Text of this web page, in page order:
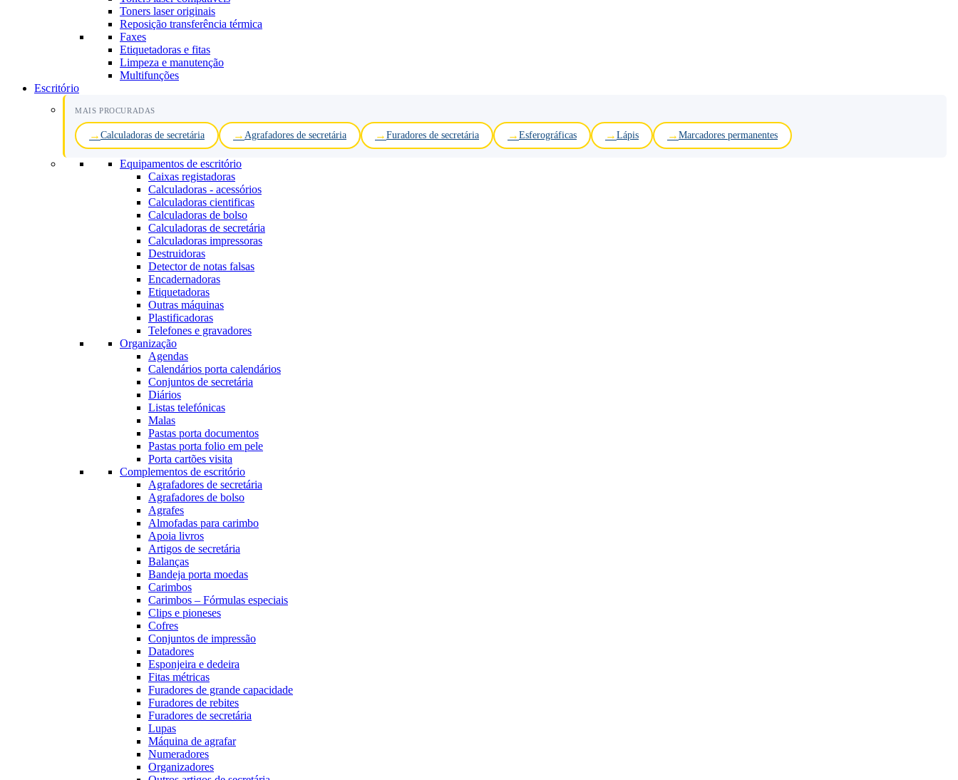
Toners laser originais
Reposição transferência térmica
Faxes
Etiquetadoras e fitas
Limpeza e manutenção
Multifunções
Escritório
MAIS PROCURADAS
Calculadoras de secretária Agrafadores de secretária Furadores de secretária Esferográficas Lápis Marcadores permanentes
Equipamentos de escritório
Caixas registadoras
Calculadoras - acessórios
Calculadoras cientificas
Calculadoras de bolso
Calculadoras de secretária
Calculadoras impressoras
Destruidoras
Detector de notas falsas
Encadernadoras
Etiquetadoras
Outras máquinas
Plastificadoras
Telefones e gravadores
Organização
Agendas
Calendários porta calendários
Conjuntos de secretária
Diários
Listas telefónicas
Malas
Pastas porta documentos
Pastas porta folio em pele
Porta cartões visita
Complementos de escritório
Agrafadores de secretária
Agrafadores de bolso
Agrafes
Almofadas para carimbo
Apoia livros
Artigos de secretária
Balanças
Bandeja porta moedas
Carimbos
Carimbos – Fórmulas especiais
Clips e pioneses
Cofres
Conjuntos de impressão
Datadores
Esponjeira e dedeira
Fitas métricas
Furadores de grande capacidade
Furadores de rebites
Furadores de secretária
Lupas
Máquina de agrafar
Numeradores
Organizadores